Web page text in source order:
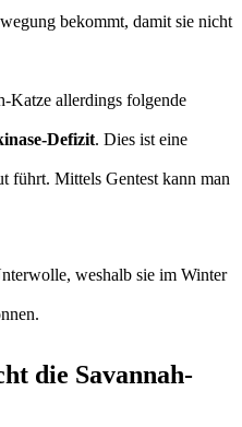
bekommt, damit sie nicht
Katze allerdings folgende
Defizit. Dies ist eine
führt. Mittels Gentest kann man
weshalb sie im Winter
die Savannah-